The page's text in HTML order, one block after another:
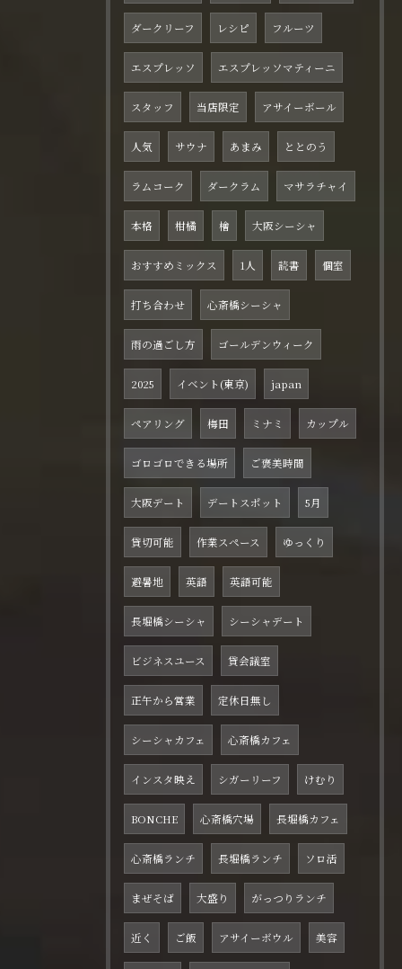
ダークリーフ レシピ フルーツ
エスプレッソ エスプレッソマティーニ
スタッフ 当店限定 アサイーボール
人気 サウナ あまみ ととのう
ラムコーク ダークラム マサラチャイ
本格 柑橘 檜 大阪シーシャ
おすすめミックス 1人 読書 個室
打ち合わせ 心斎橋シーシャ
雨の過ごし方 ゴールデンウィーク
2025 イベント(東京) japan
ペアリング 梅田 ミナミ カップル
ゴロゴロできる場所 ご褒美時間
大阪デート デートスポット 5月
貸切可能 作業スペース ゆっくり
避暑地 英語 英語可能
長堀橋シーシャ シーシャデート
ビジネスユース 貸会議室
正午から営業 定休日無し
シーシャカフェ 心斎橋カフェ
インスタ映え シガーリーフ けむり
BONCHE 心斎橋穴場 長堀橋カフェ
心斎橋ランチ 長堀橋ランチ ソロ活
まぜそば 大盛り がっつりランチ
近く ご飯 アサイーボウル 美容